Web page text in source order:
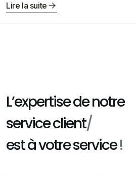
Lire la suite
L’expertise de notre
service client/
est à votre service!